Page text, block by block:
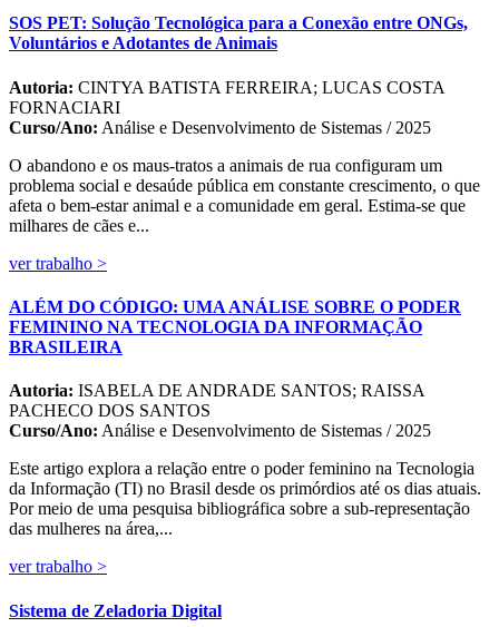
SOS PET: Solução Tecnológica para a Conexão entre ONGs,
Voluntários e Adotantes de Animais
Autoria: CINTYA BATISTA FERREIRA; LUCAS COSTA
FORNACIARI
Curso/Ano: Análise e Desenvolvimento de Sistemas / 2025
O abandono e os maus-tratos a animais de rua configuram um
problema social e desaúde pública em constante crescimento, o que
afeta o bem-estar animal e a comunidade em geral. Estima-se que
milhares de cães e...
ver trabalho >
ALÉM DO CÓDIGO: UMA ANÁLISE SOBRE O PODER
FEMININO NA TECNOLOGIA DA INFORMAÇÃO
BRASILEIRA
Autoria: ISABELA DE ANDRADE SANTOS; RAISSA
PACHECO DOS SANTOS
Curso/Ano: Análise e Desenvolvimento de Sistemas / 2025
Este artigo explora a relação entre o poder feminino na Tecnologia
da Informação (TI) no Brasil desde os primórdios até os dias atuais.
Por meio de uma pesquisa bibliográfica sobre a sub-representação
das mulheres na área,...
ver trabalho >
Sistema de Zeladoria Digital